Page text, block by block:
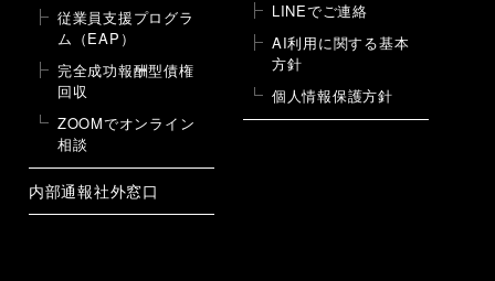
従業員支援プログラ
ム（EAP）
完全成功報酬型債権
回収
ZOOMでオンライン
相談
内部通報社外窓口
LINEでご連絡
AI利用に関する基本
方針
個人情報保護方針